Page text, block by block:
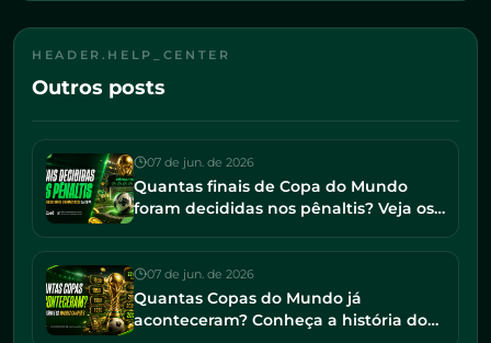
HEADER.HELP_CENTER
Outros posts
07 de jun. de 2026
Quantas finais de Copa do Mundo
foram decididas nos pênaltis? Veja os
07 de jun. de 2026
Quantas Copas do Mundo já
aconteceram? Conheça a história do